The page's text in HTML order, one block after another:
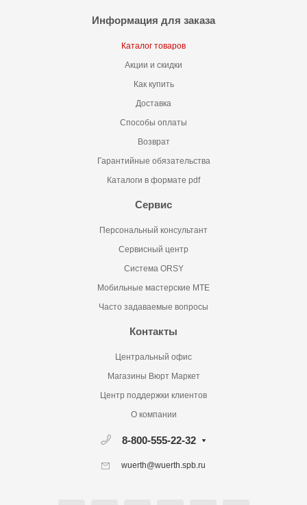
Информация для заказа
Каталог товаров
Акции и скидки
Как купить
Доставка
Способы оплаты
Возврат
Гарантийные обязательства
Каталоги в формате pdf
Сервис
Персональный консультант
Сервисный центр
Система ORSY
Мобильные мастерские MTE
Часто задаваемые вопросы
Контакты
Центральный офис
Магазины Вюрт Маркет
Центр поддержки клиентов
О компании
8-800-555-22-32
wuerth@wuerth.spb.ru